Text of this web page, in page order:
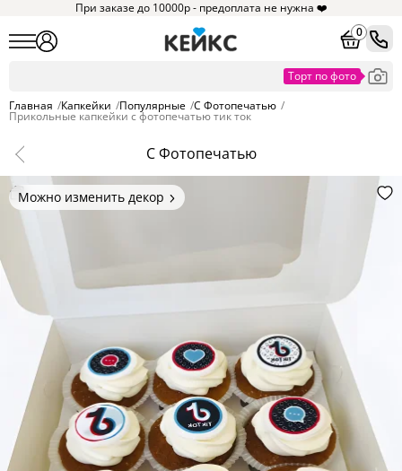
При заказе до 10000р - предоплата не нужна ❤️
0
Главная /Капкейки /Популярные /С Фотопечатью /
Прикольные капкейки с фотопечатью тик ток
С Фотопечатью
Можно изменить декор
Цвет покрытия, надписи,
элементы и фигурки.